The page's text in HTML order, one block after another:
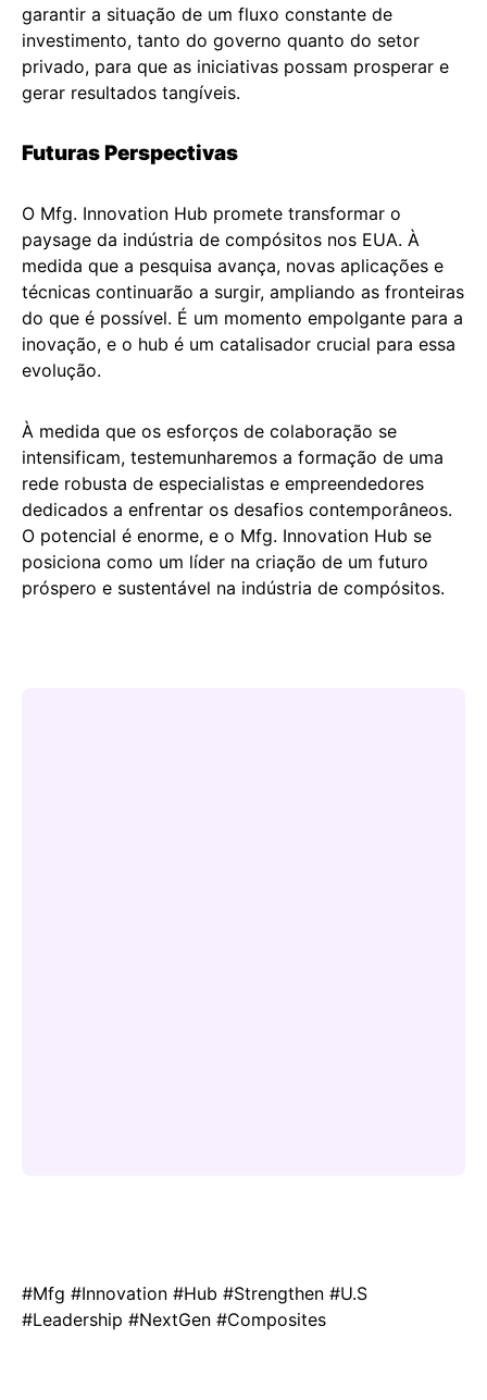
garantir a situação de um fluxo constante de
investimento, tanto do governo quanto do setor
privado, para que as iniciativas possam prosperar e
gerar resultados tangíveis.
Futuras Perspectivas
O Mfg. Innovation Hub promete transformar o
paysage da indústria de compósitos nos EUA. À
medida que a pesquisa avança, novas aplicações e
técnicas continuarão a surgir, ampliando as fronteiras
do que é possível. É um momento empolgante para a
inovação, e o hub é um catalisador crucial para essa
evolução.
À medida que os esforços de colaboração se
intensificam, testemunharemos a formação de uma
rede robusta de especialistas e empreendedores
dedicados a enfrentar os desafios contemporâneos.
O potencial é enorme, e o Mfg. Innovation Hub se
posiciona como um líder na criação de um futuro
próspero e sustentável na indústria de compósitos.
#Mfg #Innovation #Hub #Strengthen #U.S
#Leadership #NextGen #Composites